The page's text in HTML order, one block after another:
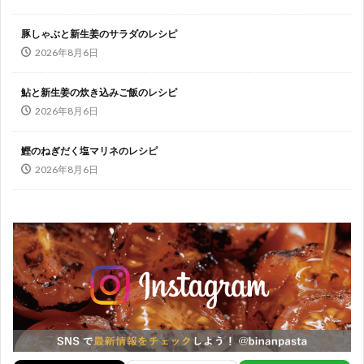
豚しゃぶと新生姜のサラダのレシピ
2026年8月6日
鮎と新生姜の炊き込みご飯のレシピ
2026年8月6日
鰹のねぎだく塩マリネのレシピ
2026年8月6日